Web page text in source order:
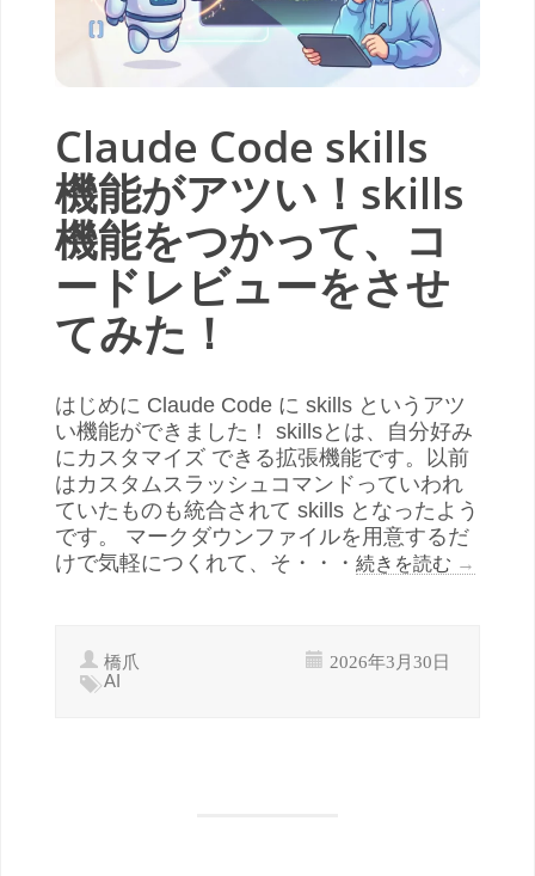
Claude Code skills
機能がアツい！skills
機能をつかって、コ
ードレビューをさせ
てみた！
はじめに Claude Code に skills というアツ
い機能ができました！ skillsとは、自分好み
にカスタマイズ できる拡張機能です。以前
はカスタムスラッシュコマンドっていわれ
ていたものも統合されて skills となったよう
です。 マークダウンファイルを用意するだ
けで気軽につくれて、そ・・・ 続きを読む →
橋爪 2026年3月30日
AI